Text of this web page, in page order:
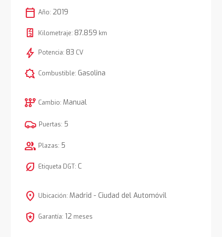
calendar_today Año: 2019
Kilometraje: 87.859 km
bolt Potencia: 83 CV
comic_bubble Combustible: Gasolina
auto_transmission Cambio: Manual
Puertas: 5
group Plazas: 5
nest_eco_leaf Etiqueta DGT: C
location_on Ubicación: Madrid - Ciudad del Automóvil
local_police Garantía: 12 meses